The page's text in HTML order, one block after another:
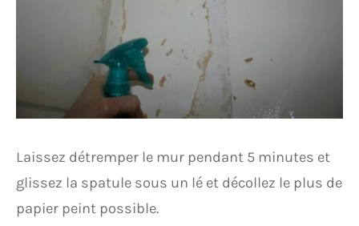
Laissez détremper le mur pendant 5 minutes et
glissez la spatule sous un lé et décollez le plus de
papier peint possible.